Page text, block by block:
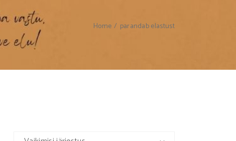
Home parandab elastust